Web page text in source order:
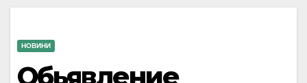
НОВИНИ
Обьявление